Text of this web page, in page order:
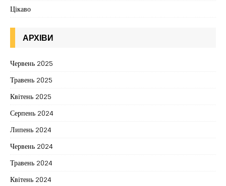
Цікаво
АРХІВИ
Червень 2025
Травень 2025
Квітень 2025
Серпень 2024
Липень 2024
Червень 2024
Травень 2024
Квітень 2024